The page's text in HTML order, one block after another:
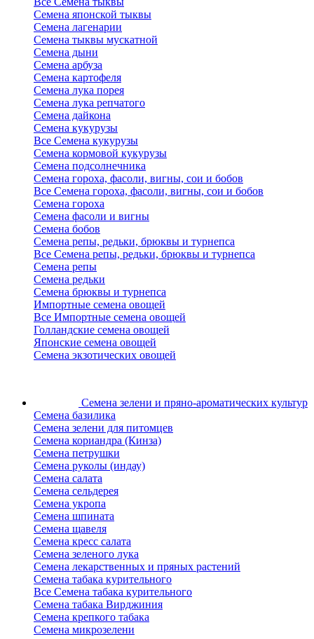
Семена японской тыквы
Семена лагенарии
Семена тыквы мускатной
Семена дыни
Семена арбуза
Семена картофеля
Семена лука порея
Семена лука репчатого
Семена дайкона
Семена кукурузы
Все Семена кукурузы
Семена кормовой кукурузы
Семена подсолнечника
Семена гороха, фасоли, вигны, сои и бобов
Все Семена гороха, фасоли, вигны, сои и бобов
Семена гороха
Семена фасоли и вигны
Семена бобов
Семена репы, редьки, брюквы и турнепса
Все Семена репы, редьки, брюквы и турнепса
Семена репы
Семена редьки
Семена брюквы и турнепса
Импортные семена овощей
Все Импортные семена овощей
Голландские семена овощей
Японские семена овощей
Семена экзотических овощей
Семена зелени и пряно-ароматических культур
Семена базилика
Семена зелени для питомцев
Семена кориандра (Кинза)
Семена петрушки
Семена руколы (индау)
Семена салата
Семена сельдерея
Семена укропа
Семена шпината
Семена щавеля
Семена кресс салата
Семена зеленого лука
Семена лекарственных и пряных растений
Семена табака курительного
Все Семена табака курительного
Семена табака Вирджиния
Семена крепкого табака
Семена микрозелени